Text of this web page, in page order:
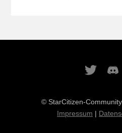
© StarCitizen-
Impressum |